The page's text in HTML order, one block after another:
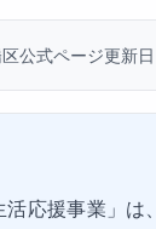
公式ページ更新
応援事業」